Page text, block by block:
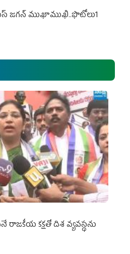
జ‌గ‌న్ ముఖాముఖి..ఫొటోలు1
రాజకీయ కక్షతో దిశ వ్య‌వ‌స్థ‌ను